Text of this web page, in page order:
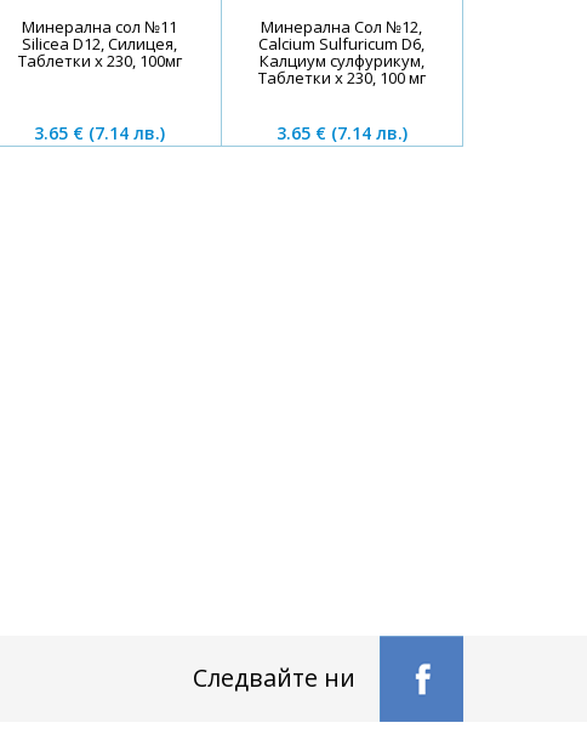
Минерална сол №11
Silicea D12, Силицея,
Таблетки х 230, 100мг
3.65 € (7.14 лв.)
Минерална Сол №12,
Calcium Sulfuricum D6,
Калциум сулфурикум,
Таблетки х 230, 100 мг
3.65 € (7.14 лв.)
Следвайте ни